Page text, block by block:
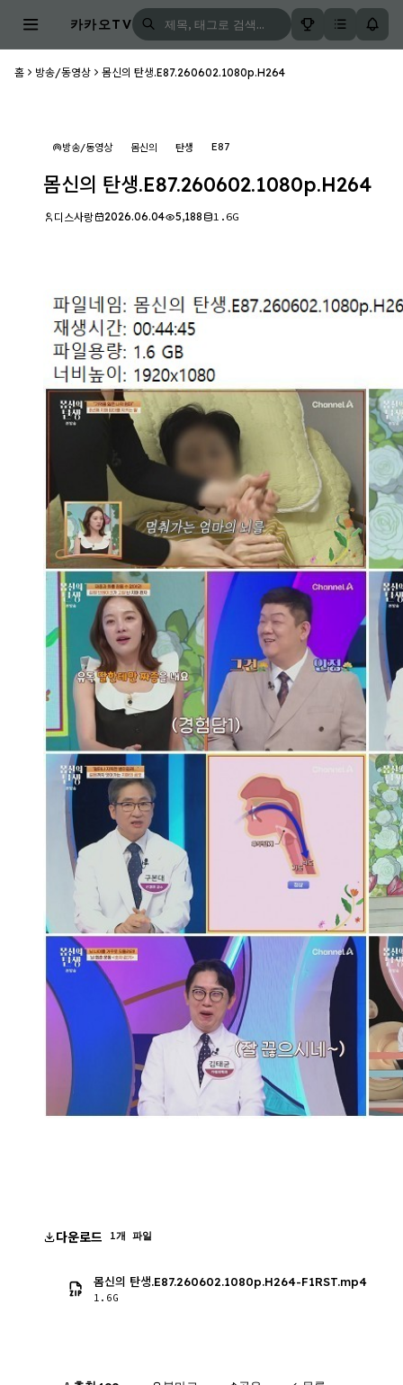
카카오TV
홈 방송/동영상 몸신의 탄생.E87.260602.1080p.H264
방송/동영상 몸신의 탄생 E87
몸신의 탄생.E87.260602.1080p.H264
디스사랑 2026.06.04 5,188 1.6G
다운로드 1개 파일
몸신의 탄생.E87.260602.1080p.H264-F1RST.mp4
1.6G